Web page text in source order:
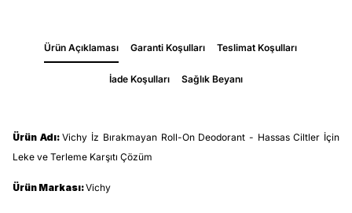
Ürün Açıklaması Garanti Koşulları Teslimat Koşulları
İade Koşulları Sağlık Beyanı
Ürün Adı:Vichy İz Bırakmayan Roll-On Deodorant - Hassas Ciltler İçin
Leke ve Terleme Karşıtı Çözüm
Ürün Markası:Vichy